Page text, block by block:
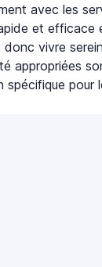
avec les
et efficace
vivre
appropriées
spécifique pour